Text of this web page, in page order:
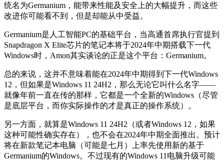
统名为Germanium，能带来性能及安全上的大幅提升，而这些
改进你可能看不到，但是却能从中受益。
Germanium是人工智能PC的基础平台，当高通首席执行官提到
Snapdragon X Elite芯片的笔记本将于2024年中期搭载下一代
Windows时，Amon其实谈论的正是这个平台：Germanium。
总的来说，这并不意味着能在2024年中期得到下一代Windows
12，但如果是Windows 11 24H2，那么无论它叫什么名字——
就像年前一直在传的那样，它都是一个全新的Windows（尽管
是底层平台，而你实际操作的才是真正的操作系统）。
另一方面，就算是Windows 11 24H2（或者Windows 12，如果
这种可能性确实存在），也不会在2024年中期全面推出。预计
将在新款笔记本电脑（可能是七月）上率先使用新的基于
Germanium的Windows。不过现有的Windows 11电脑升级可能